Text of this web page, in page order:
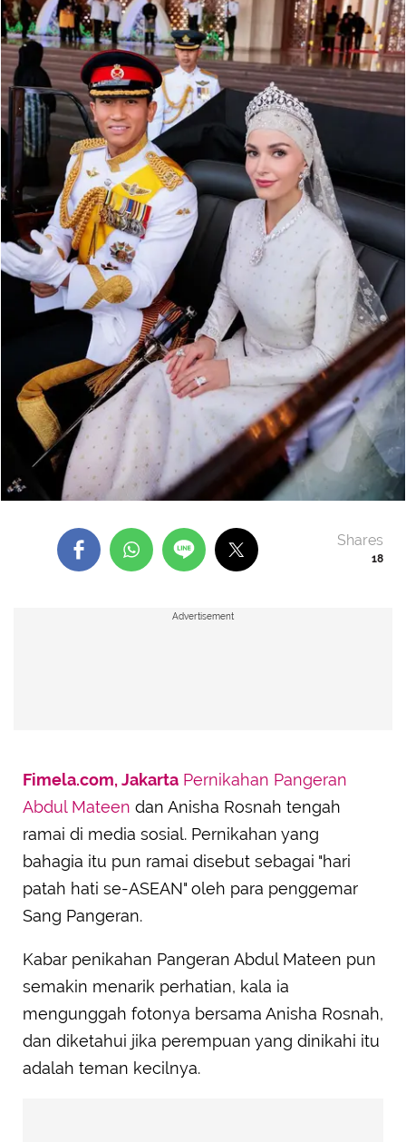
18
Shares
Advertisement
Fimela.com, Jakarta Pernikahan Pangeran
Abdul Mateen dan Anisha Rosnah tengah
ramai di media sosial. Pernikahan yang
bahagia itu pun ramai disebut sebagai "hari
patah hati se-ASEAN" oleh para penggemar
Sang Pangeran.
Kabar penikahan Pangeran Abdul Mateen pun
semakin menarik perhatian, kala ia
mengunggah fotonya bersama Anisha Rosnah,
dan diketahui jika perempuan yang dinikahi itu
adalah teman kecilnya.